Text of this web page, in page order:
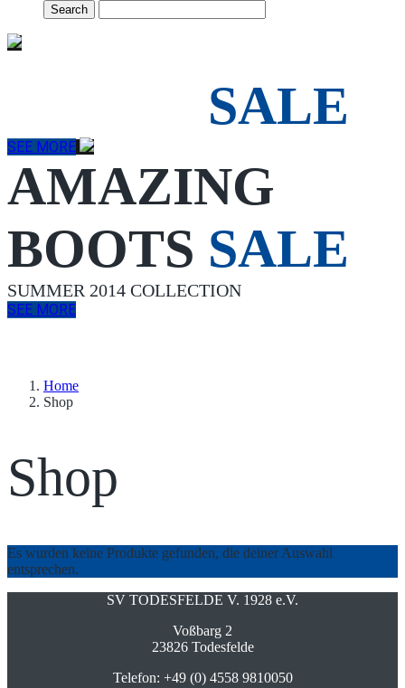
SALE
SEE MORE
AMAZING
BOOTS SALE
SUMMER 2014 COLLECTION
SEE MORE
Home
Shop
Shop
Es wurden keine Produkte gefunden, die deiner Auswahl
entsprechen.
SV TODESFELDE V. 1928 e.V.
Voßbarg 2
23826 Todesfelde
Telefon: +49 (0) 4558 9810050